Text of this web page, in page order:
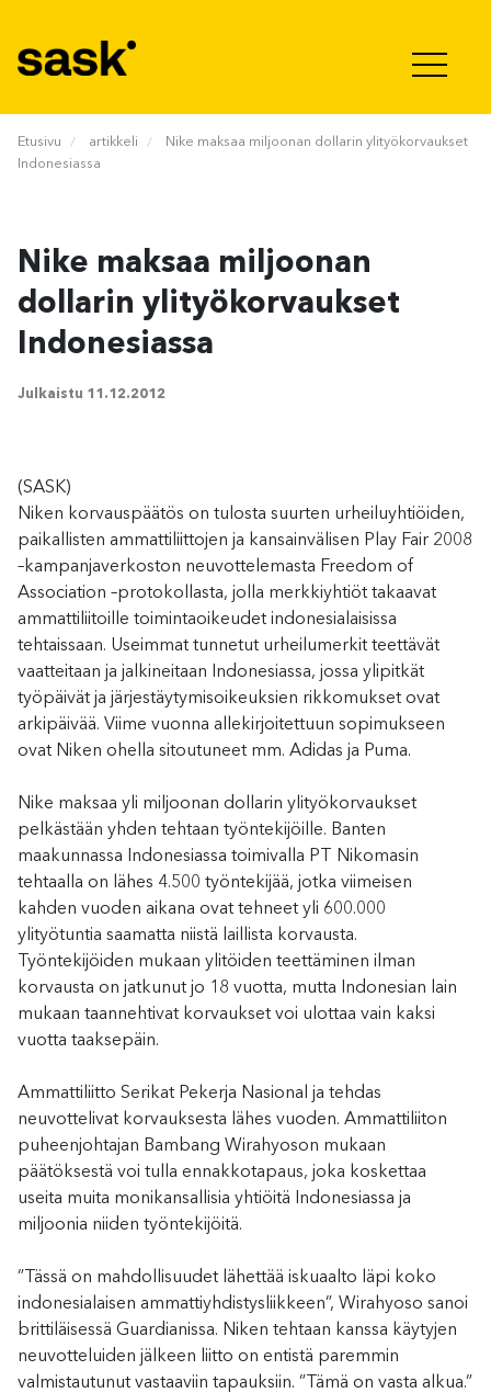
Etusivu artikkeli
Nike maksaa miljoonan dollarin ylityökorvaukset
Indonesiassa
Nike maksaa miljoonan
dollarin ylityökorvaukset
Indonesiassa
Julkaistu 11.12.2012
(SASK)
Niken korvauspäätös on tulosta suurten urheiluyhtiöiden,
paikallisten ammattiliittojen ja kansainvälisen Play Fair 2008
–kampanjaverkoston neuvottelemasta Freedom of
Association –protokollasta, jolla merkkiyhtiöt takaavat
ammattiliitoille toimintaoikeudet indonesialaisissa
tehtaissaan. Useimmat tunnetut urheilumerkit teettävät
vaatteitaan ja jalkineitaan Indonesiassa, jossa ylipitkät
työpäivät ja järjestäytymisoikeuksien rikkomukset ovat
arkipäivää. Viime vuonna allekirjoitettuun sopimukseen
ovat Niken ohella sitoutuneet mm. Adidas ja Puma.
Nike maksaa yli miljoonan dollarin ylityökorvaukset
pelkästään yhden tehtaan työntekijöille. Banten
maakunnassa Indonesiassa toimivalla PT Nikomasin
tehtaalla on lähes 4.500 työntekijää, jotka viimeisen
kahden vuoden aikana ovat tehneet yli 600.000
ylityötuntia saamatta niistä laillista korvausta.
Työntekijöiden mukaan ylitöiden teettäminen ilman
korvausta on jatkunut jo 18 vuotta, mutta Indonesian lain
mukaan taannehtivat korvaukset voi ulottaa vain kaksi
vuotta taaksepäin.
Ammattiliitto Serikat Pekerja Nasional ja tehdas
neuvottelivat korvauksesta lähes vuoden. Ammattiliiton
puheenjohtajan Bambang Wirahyoson mukaan
päätöksestä voi tulla ennakkotapaus, joka koskettaa
useita muita monikansallisia yhtiöitä Indonesiassa ja
miljoonia niiden työntekijöitä.
”Tässä on mahdollisuudet lähettää iskuaalto läpi koko
indonesialaisen ammattiyhdistysliikkeen”, Wirahyoso sanoi
brittiläisessä Guardianissa. Niken tehtaan kanssa käytyjen
neuvotteluiden jälkeen liitto on entistä paremmin
valmistautunut vastaaviin tapauksiin. ”Tämä on vasta alkua.”